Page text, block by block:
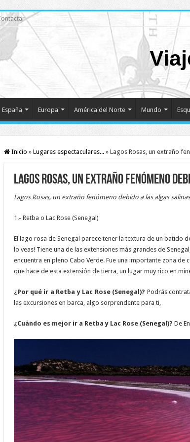
España Europa América del Norte Mundo
Inicio » Lugares espectaculares... » Lagos Rosas, un extraño
Lagos Rosas, un extraño fenómeno
Lagos Rosas, un extraño fenómeno debido a las algas
1.- Retba o Lac Rose (Senegal)
El lago rosa de Senegal parece tener la textura de un batido
lo veas! Tiene una de las extensiones más grandes de
encuentra en pleno Cabo Verde. Fue una importante zona de
que hace de esta extensión de tierra, un lugar muy rico en
¿Por qué ir a Retba y Lac Rose (Senegal)? Podrás
las excursiones en barca, algo sorprendente para ti,
¿Cuándo es mejor ir a Retba y Lac Rose (Senegal)? De